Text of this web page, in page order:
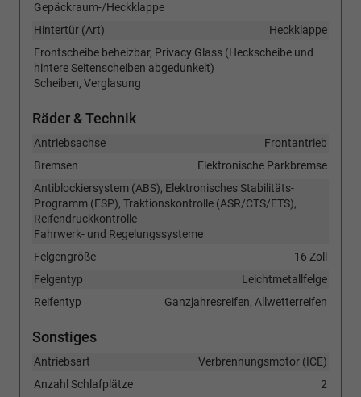
Gepäckraum-/Heckklappe
Heckklappe
Hintertür (Art)
Frontscheibe beheizbar, Privacy Glass (Heckscheibe und
hintere Seitenscheiben abgedunkelt)
Scheiben, Verglasung
Räder & Technik
Frontantrieb
Antriebsachse
Elektronische Parkbremse
Bremsen
Antiblockiersystem (ABS), Elektronisches Stabilitäts-
Programm (ESP), Traktionskontrolle (ASR/CTS/ETS),
Reifendruckkontrolle
Fahrwerk- und Regelungssysteme
16 Zoll
Felgengröße
Leichtmetallfelge
Felgentyp
Ganzjahresreifen, Allwetterreifen
Reifentyp
Sonstiges
Verbrennungsmotor (ICE)
Antriebsart
2
Anzahl Schlafplätze